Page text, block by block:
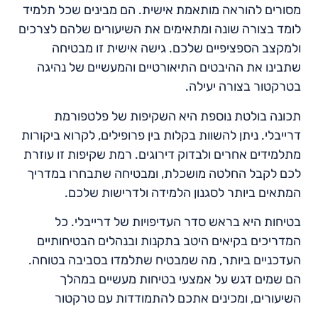
מסורים להוראה מותאמת אישית. הם מבינים שכל תלמיד
לומד בצורה שונה ומתאימים את השיעורים שלהם לצרכים
ולמקצב הספציפיים שלכם. גישה אישית זו מבטיחה
שתבינו את ההיבטים התיאורטיים והמעשיים של נהיגה
בטרקטור בצורה יעילה.
תכונה בולטת נוספת היא השקיפות של פלטפורמת
דרייבלי. ניתן להשוות בקלות בין פרופילים, לקרוא ביקורות
מתלמידים אחרים ולבדוק דירוגים. רמת שקיפות זו עוזרת
לכם לקבל החלטה מושכלת, ומבטיחה שתבחרו במדריך
המתאים ביותר לסגנון הלמידה ולדרישות שלכם.
בטיחות היא בראש סדר העדיפויות של דרייבלי. כל
המדריכים בקיאים היטב בתקנות ובנהלים הבטיחותיים
העדכניים ביותר, מה שמבטיח שתלמדו בסביבה בטוחה.
הם שמים דגש על אמצעי בטיחות מעשיים במהלך
השיעורים, ומכינים אתכם להתמודדות עם טרקטור